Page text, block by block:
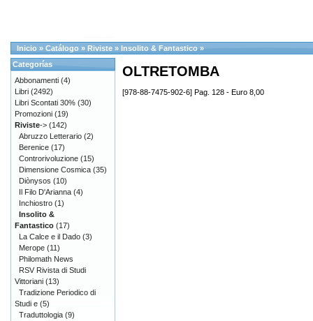
Inicio » Catálogo » Riviste » Insolito & Fantastico »
OLTRETOMBA
[978-88-7475-902-6] Pag. 128 - Euro 8,00
Categorías
Abbonamenti (4)
Libri (2492)
Libri Scontati 30% (30)
Promozioni (19)
Riviste-> (142)
Abruzzo Letterario (2)
Berenice (17)
Controrivoluzione (15)
Dimensione Cosmica (35)
Diònysos (10)
Il Filo D'Arianna (4)
Inchiostro (1)
Insolito &
Fantastico (17)
La Calce e il Dado (3)
Merope (11)
Philomath News
RSV Rivista di Studi
Vittoriani (13)
Tradizione Periodico di
Studi e (5)
Traduttologia (9)